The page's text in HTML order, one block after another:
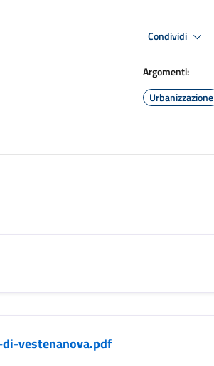
Condividi
Argomenti:
Urbanizzazione
vestenanova.pdf